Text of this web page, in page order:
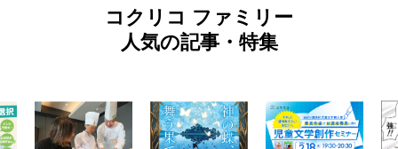
コクリコ ファミリー
人気の記事・特集